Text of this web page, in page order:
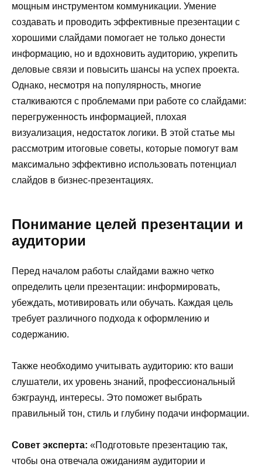
мощным инструментом коммуникации. Умение
создавать и проводить эффективные презентации с
хорошими слайдами помогает не только донести
информацию, но и вдохновить аудиторию, укрепить
деловые связи и повысить шансы на успех проекта.
Однако, несмотря на популярность, многие
сталкиваются с проблемами при работе со слайдами:
перегруженность информацией, плохая
визуализация, недостаток логики. В этой статье мы
рассмотрим итоговые советы, которые помогут вам
максимально эффективно использовать потенциал
слайдов в бизнес-презентациях.
Понимание целей презентации и
аудитории
Перед началом работы слайдами важно четко
определить цели презентации: информировать,
убеждать, мотивировать или обучать. Каждая цель
требует различного подхода к оформлению и
содержанию.
Также необходимо учитывать аудиторию: кто ваши
слушатели, их уровень знаний, профессиональный
бэкграунд, интересы. Это поможет выбрать
правильный тон, стиль и глубину подачи информации.
Совет эксперта: «Подготовьте презентацию так,
чтобы она отвечала ожиданиям аудитории и